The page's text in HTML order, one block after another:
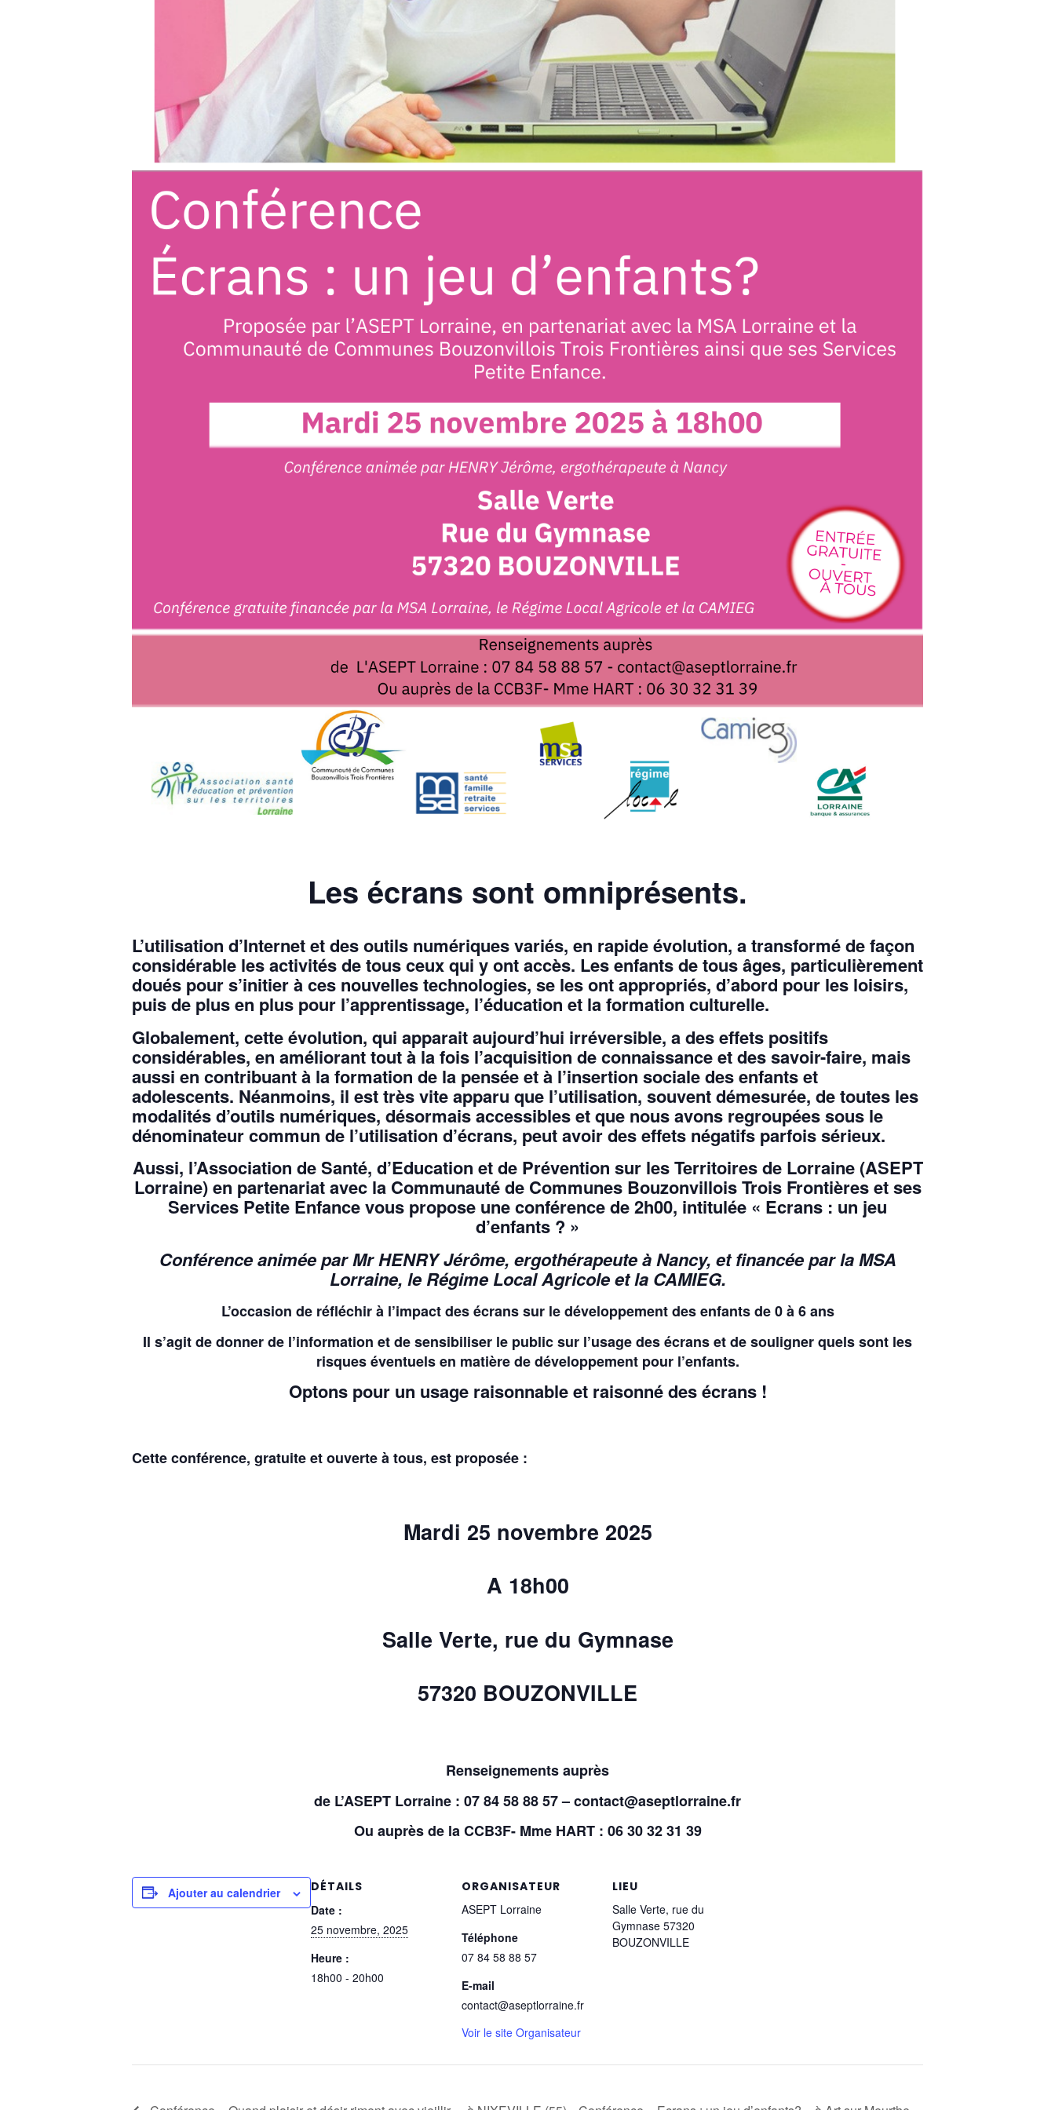
Les écrans sont omniprésents.
L’utilisation d’Internet et des outils numériques variés, en rapide évolution, a transformé de façon
considérable les activités de tous ceux qui y ont accès. Les enfants de tous âges, particulièrement
doués pour s’initier à ces nouvelles technologies, se les ont appropriés, d’abord pour les loisirs,
puis de plus en plus pour l’apprentissage, l’éducation et la formation culturelle.
Globalement, cette évolution, qui apparait aujourd’hui irréversible, a des effets positifs
considérables, en améliorant tout à la fois l’acquisition de connaissance et des savoir-faire, mais
aussi en contribuant à la formation de la pensée et à l’insertion sociale des enfants et
adolescents. Néanmoins, il est très vite apparu que l’utilisation, souvent démesurée, de toutes les
modalités d’outils numériques, désormais accessibles et que nous avons regroupées sous le
dénominateur commun de l’utilisation d’écrans, peut avoir des effets négatifs parfois sérieux.
Aussi, l’Association de Santé, d’Education et de Prévention sur les Territoires de Lorraine(ASEPT
Lorraine)en partenariat avec la Communauté de Communes Bouzonvillois Trois Frontières et ses
Services Petite Enfance vous propose une conférence de 2h00, intitulée « Ecrans : un jeu
d’enfants ? »
Conférence animée par Mr HENRY Jérôme, ergothérapeute à Nancy, et financée par la MSA
Lorraine, le Régime Local Agricole et la CAMIEG.
L’occasion de réfléchir à l’impact des écrans sur le développement des enfants de 0 à 6 ans
Il s’agit de donner de l’information et de sensibiliser le public sur l’usage des écrans et de souligner quels sont les
risques éventuels en matière de développement pour l’enfants.
Optons pour un usage raisonnable et raisonné des écrans !
Cette conférence, gratuite et ouverte à tous, est proposée :
Mardi 25 novembre 2025
A 18h00
Salle Verte, rue du Gymnase
57320 BOUZONVILLE
Renseignements auprès
de L’ASEPT Lorraine : 07 84 58 88 57 – contact@aseptlorraine.fr
Ou auprès de la CCB3F- Mme HART : 06 3032 31 39
Ajouter au calendrier
DÉTAILS
Date :
25 novembre, 2025
Heure :
18h00 - 20h00
ORGANISATEUR
ASEPT Lorraine
Téléphone
07 84 58 88 57
E-mail
contact@aseptlorraine.fr
Voir le site Organisateur
LIEU
Salle Verte, rue du
Gymnase 57320
BOUZONVILLE